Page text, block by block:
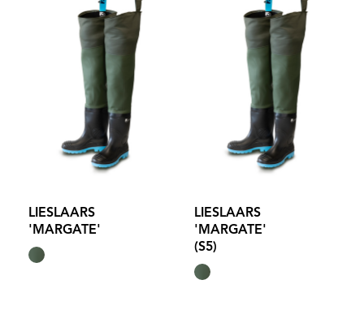
LIESLAARS
'MARGATE'
LIESLAARS
'MARGATE'
(S5)